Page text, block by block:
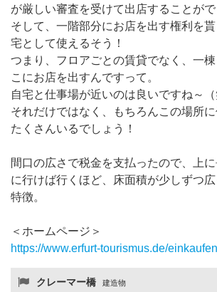
が厳しい審査を受けて出店することがで
そして、一階部分にお店を出す権利を
宅として使えるそう！
つまり、フロアごとの賃貸でなく、一
こにお店を出すんですって。
自宅と仕事場が近いのは良いですね～（
それだけではなく、もちろんこの場所
たくさんいるでしょう！
間口の広さで税金を支払ったので、上
に行けば行くほど、床面積が少しずつ
特徴。
＜ホームページ＞
https://www.erfurt-tourismus.de/
クレーマー橋 建造物